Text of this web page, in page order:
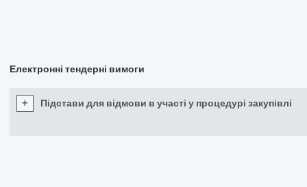
Електронні тендерні вимоги
+ Підстави для відмови в участі у процедурі закупівлі